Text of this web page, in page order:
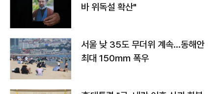
바 위독설 확산"
서울 낮 35도 무더위 계속…동해안
최대 150㎜ 폭우